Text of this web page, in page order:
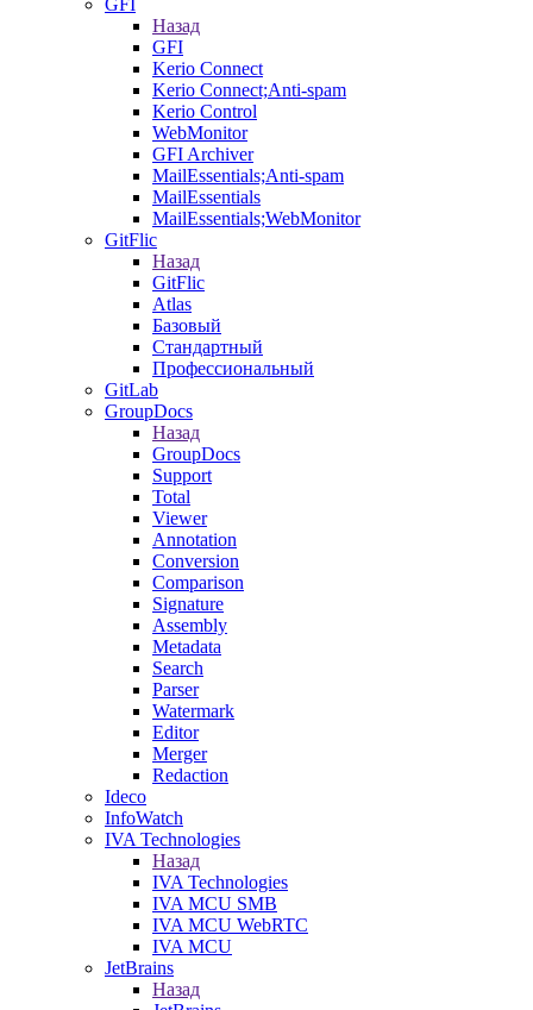
GFI
Назад
GFI
Kerio Connect
Kerio Connect;Anti-spam
Kerio Control
WebMonitor
GFI Archiver
MailEssentials;Anti-spam
MailEssentials
MailEssentials;WebMonitor
GitFlic
Назад
GitFlic
Atlas
Базовый
Стандартный
Профессиональный
GitLab
GroupDocs
Назад
GroupDocs
Support
Total
Viewer
Annotation
Conversion
Comparison
Signature
Assembly
Metadata
Search
Parser
Watermark
Editor
Merger
Redaction
Ideco
InfoWatch
IVA Technologies
Назад
IVA Technologies
IVA MCU SMB
IVA MCU WebRTC
IVA MCU
JetBrains
Назад